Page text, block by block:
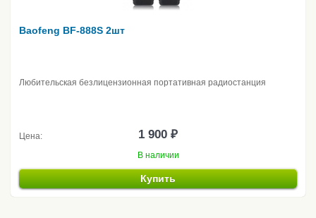
Baofeng BF-888S 2шт
Любительская безлицензионная портативная радиостанция
Цена: 1 900 ₽
В наличии
Купить